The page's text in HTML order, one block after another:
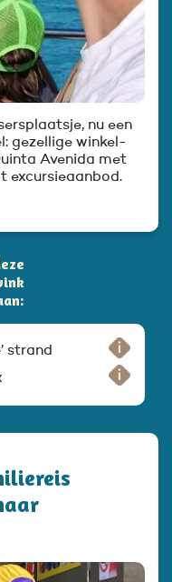
nu een
gezellige winkel-
Avenida met
excursieaanbod.
strand